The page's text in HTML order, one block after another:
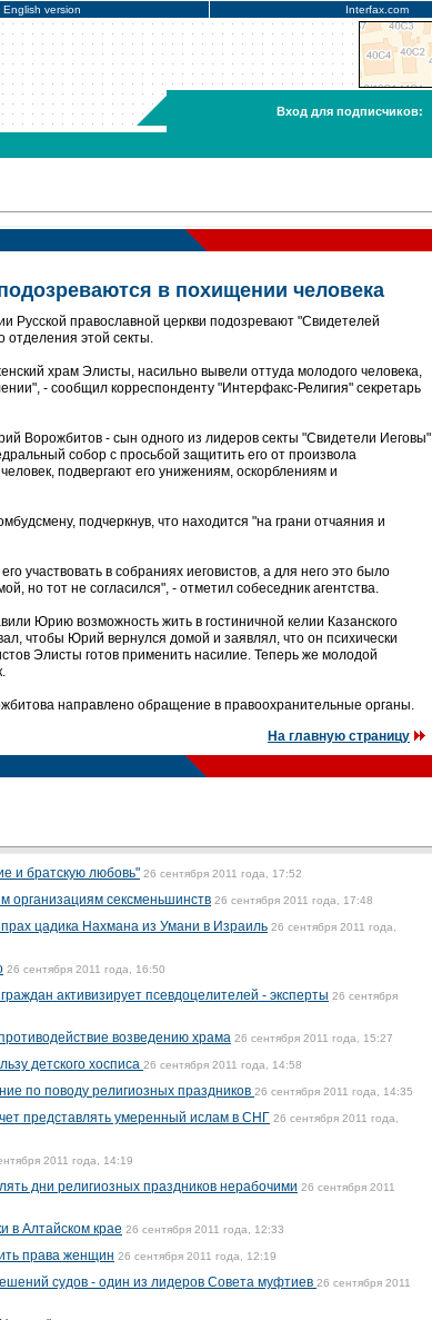
English version Interfax.com
Вход для подписчиков:
в похищении человека
православной церкви подозревают "Свидетелей
отделения этой секты.
храм Элисты, насильно вывели оттуда молодого человека,
- сообщил корреспонденту "Интерфакс-Религия" секретарь
Ворожбитов - сын одного из лидеров секты "Свидетели Иеговы"
собор с просьбой защитить его от произвола
подвергают его унижениям, оскорблениям и
подчеркнув, что находится "на грани отчаяния и
участвовать в собраниях иеговистов, а для него это было
но тот не согласился", - отметил собеседник агентства.
Юрию возможность жить в гостиничной келии Казанского
чтобы Юрий вернулся домой и заявлял, что он психически
Элисты готов применить насилие. Теперь же молодой
направлено обращение в правоохранительные органы.
На главную страницу
и братскую любовь" 26 сентября 2011 года, 17:52
организациям сексменьшинств 26 сентября 2011 года, 17:48
цадика Нахмана из Умани в Израиль 26 сентября 2011 года,
26 сентября 2011 года, 16:50
активизирует псевдоцелителей - эксперты 26 сентября
возведению храма 26 сентября 2011 года, 15:27
детского хосписа 26 сентября 2011 года, 14:58
по поводу религиозных праздников 26 сентября 2011 года, 14:35
представлять умеренный ислам в СНГ 26 сентября 2011 года,
2011 года, 14:19
дни религиозных праздников нерабочими 26 сентября 2011
в Алтайском крае 26 сентября 2011 года, 12:33
права женщин 26 сентября 2011 года, 12:19
судов - один из лидеров Совета муфтиев 26 сентября 2011